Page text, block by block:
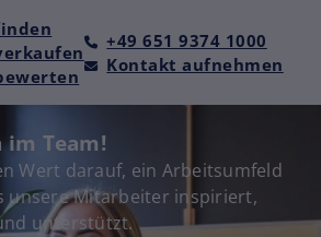
+49 651 9374 1000
Kontakt aufnehmen
Team!
Wert darauf, ein Arbeitsumfeld
unsere Mitarbeiter inspiriert,
unterstützt.